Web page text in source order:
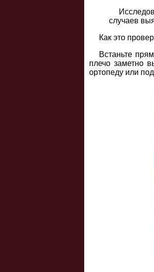
случаев
Как это
Встаньте
плечо заметно
ортопеду или